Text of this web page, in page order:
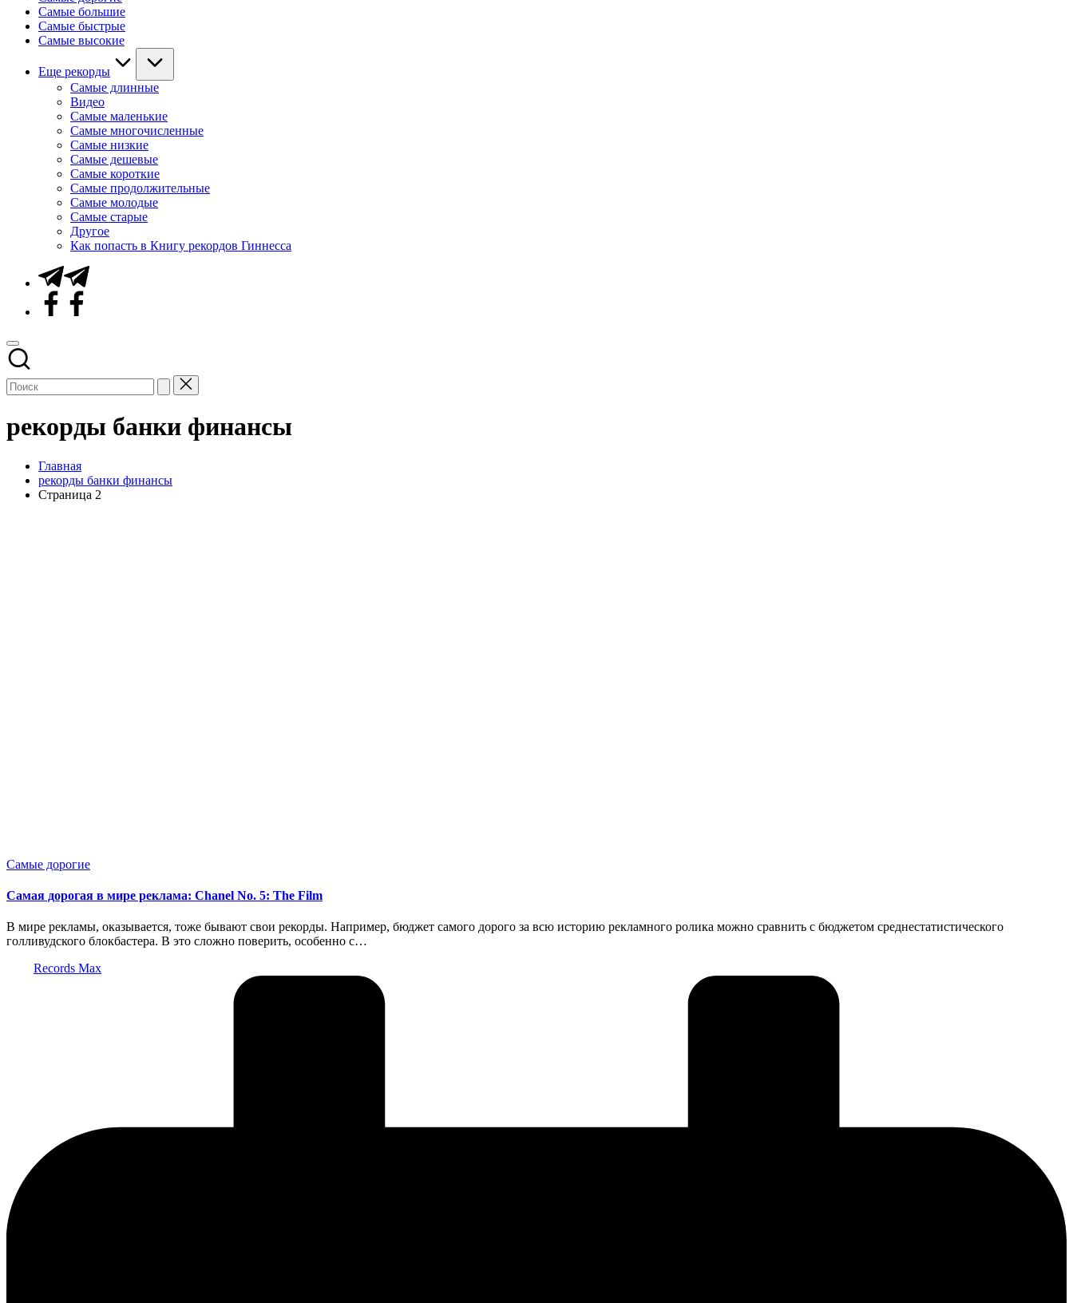
Самые большие
Самые быстрые
Самые высокие
Еще рекорды
Самые длинные
Видео
Самые маленькие
Самые многочисленные
Самые низкие
Самые дешевые
Самые короткие
Самые продолжительные
Самые молодые
Самые старые
Другое
Как попасть в Книгу рекордов Гиннесса
Telegram
Facebook
рекорды банки финансы
Главная
рекорды банки финансы
Страница 2
Опубликовано
Самые дорогие
Самая дорогая в мире реклама: Chanel No. 5: The Film
В мире рекламы, оказывается, тоже бывают свои рекорды. Например, бюджет самого дорого за всю историю рекламного ролика можно сравнить с бюджетом среднестатистического
голливудского блокбастера. В это сложно поверить, особенно с…
Records Max